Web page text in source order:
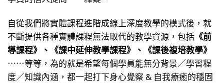
自從我們將實體課程進階成線上深度教學的模式後，就
不斷提供各種實體課程無法取代的教學資源，包括 《前
導課程》、《課中延伸教學課程》、《課後複培教學》
⋯⋯等等，為的就是希望每個學員能無分背景／學習程
度／知識內涵，都一起打下身心覺察 & 自我療癒的穩固